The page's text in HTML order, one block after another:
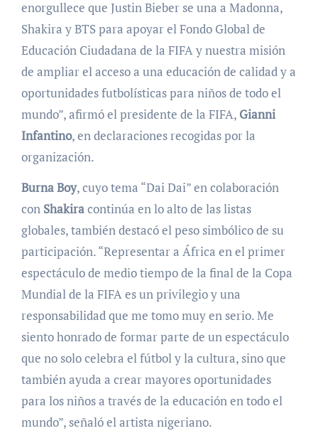
enorgullece que Justin Bieber se una a Madonna,
Shakira y BTS para apoyar el Fondo Global de
Educación Ciudadana de la FIFA y nuestra misión
de ampliar el acceso a una educación de calidad y a
oportunidades futbolísticas para niños de todo el
mundo”, afirmó el presidente de la FIFA, Gianni
Infantino, en declaraciones recogidas por la
organización.
Burna Boy, cuyo tema “Dai Dai” en colaboración
con Shakiracontinúa en lo alto de las listas
globales, también destacó el peso simbólico de su
participación. “Representar a África en el primer
espectáculo de medio tiempo de la final de la Copa
Mundial de la FIFA es un privilegio y una
responsabilidad que me tomo muy en serio. Me
siento honrado de formar parte de un espectáculo
que no solo celebra el fútbol y la cultura, sino que
también ayuda a crear mayores oportunidades
para los niños a través de la educación en todo el
mundo”, señaló el artista nigeriano.